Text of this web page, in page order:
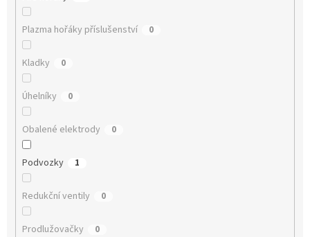
Plazma hořáky příslušenství 0
Kladky 0
Úhelníky 0
Obalené elektrody 0
Podvozky 1
Redukční ventily 0
Prodlužovačky 0